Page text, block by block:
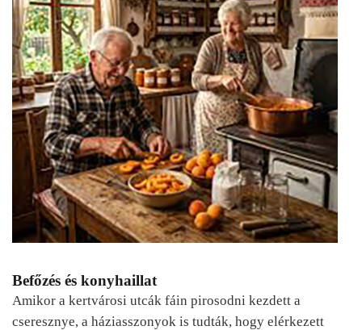
Befőzés és konyhaillat
Amikor a kertvárosi utcák fáin pirosodni kezdett a
cseresznye, a háziasszonyok is tudták, hogy elérkezett